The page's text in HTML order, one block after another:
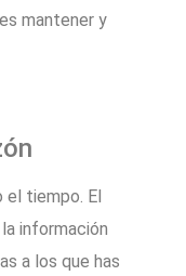
mantener y
el tiempo. El
información
a los que has